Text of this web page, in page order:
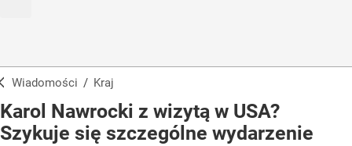
Wiadomości / Kraj
Karol Nawrocki z wizytą w USA?
Szykuje się szczególne wydarzenie